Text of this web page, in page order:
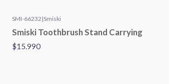
SMI-66232 |Smiski
Smiski Toothbrush Stand Carrying
$15.990